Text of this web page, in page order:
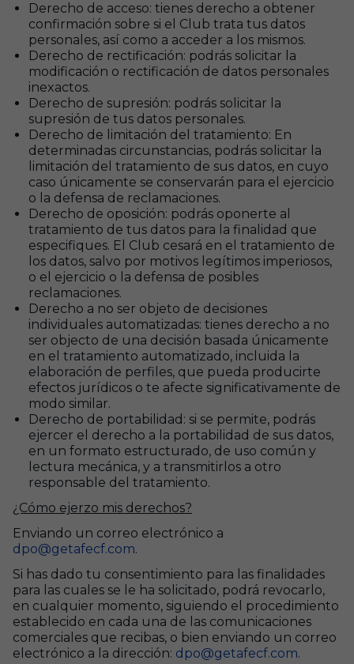
Derecho de acceso: tienes derecho a obtener
confirmación sobre si el Club trata tus datos
personales, así como a acceder a los mismos.
Derecho de rectificación: podrás solicitar la
modificación o rectificación de datos personales
inexactos.
Derecho de supresión: podrás solicitar la
supresión de tus datos personales.
Derecho de limitación del tratamiento: En
determinadas circunstancias, podrás solicitar la
limitación del tratamiento de sus datos, en cuyo
caso únicamente se conservarán para el ejercicio
o la defensa de reclamaciones.
Derecho de oposición: podrás oponerte al
tratamiento de tus datos para la finalidad que
especifiques. El Club cesará en el tratamiento de
los datos, salvo por motivos legítimos imperiosos,
o el ejercicio o la defensa de posibles
reclamaciones.
Derecho a no ser objeto de decisiones
individuales automatizadas: tienes derecho a no
ser objecto de una decisión basada únicamente
en el tratamiento automatizado, incluida la
elaboración de perfiles, que pueda producirte
efectos jurídicos o te afecte significativamente de
modo similar.
Derecho de portabilidad: si se permite, podrás
ejercer el derecho a la portabilidad de sus datos,
en un formato estructurado, de uso común y
lectura mecánica, y a transmitirlos a otro
responsable del tratamiento.
¿Cómo ejerzo mis derechos?
Enviando un correo electrónico a
dpo@getafecf.com.
Si has dado tu consentimiento para las finalidades
para las cuales se le ha solicitado, podrá revocarlo,
en cualquier momento, siguiendo el procedimiento
establecido en cada una de las comunicaciones
comerciales que recibas, o bien enviando un correo
electrónico a la dirección: dpo@getafecf.com.